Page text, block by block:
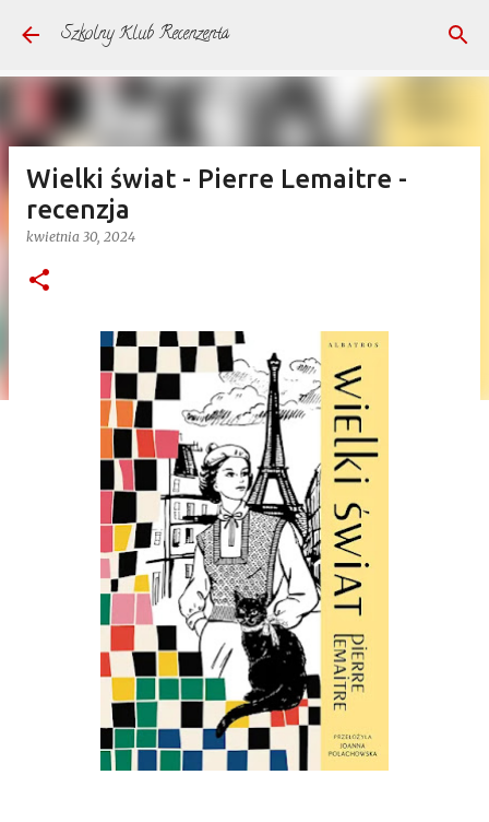
Przejdź do głównej zawartości
Szkolny Klub Recenzenta
Wielki świat - Pierre Lemaitre -
recenzja
kwietnia 30, 2024